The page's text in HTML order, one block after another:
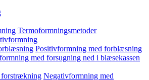
Termoformningsmetoder
Positivformning med forblæsning
med forsugning ned i blæsekassen
forstrækning Negativformning med